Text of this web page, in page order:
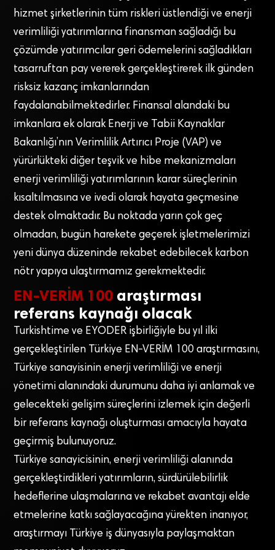
hizmet şirketlerinin tüm riskleri üstlendiği ve enerji
verimliliği yatırımlarına finansman sağladığı bu
çözümde yatırımcılar geri ödemelerini sağladıkları
tasarruftan pay vererek gerçekleştirerek ilk günden
risksiz kazanç imkanlarından
faydalanabilmektedirler. Finansal alandaki bu
imkanlara ek olarak Enerji ve Tabii Kaynaklar
Bakanlığı’nın Verimlilik Artırıcı Proje (VAP) ve
yürürlükteki diğer teşvik ve hibe mekanizmaları
enerji verimliliği yatırımlarının karar süreçlerinin
kısaltılmasına ve ivedi olarak hayata geçmesine
destek olmaktadır. Bu noktada yarın çok geç
olmadan, bugün harekete geçerek işletmelerimizi
yeni dünya düzeninde rekabet edebilecek karbon
nötr yapıya ulaştırmamız gerekmektedir.
EN-VERİM 100 araştırması
referans kaynağı olacak
Turkishtime ve EYODER işbirliğiyle bu yıl ilki
gerçekleştirilen Türkiye EN-VERİM 100 araştırmasını,
Türkiye sanayisinin enerji verimliliği ve enerji
yönetimi alanındaki durumunu daha iyi anlamak ve
gelecekteki gelişim süreçlerini izlemek için değerli
bir referans kaynağı oluşturması amacıyla hayata
geçirmiş bulunuyoruz.
Türkiye sanayicisinin, enerji verimliliği alanında
gerçekleştirdikleri yatırımların, sürdürülebilirlik
hedeflerine ulaşmalarına ve rekabet avantajı elde
etmelerine katkı sağlayacağına yürekten inanıyor,
araştırmayı Türkiye iş dünyasıyla paylaşmaktan